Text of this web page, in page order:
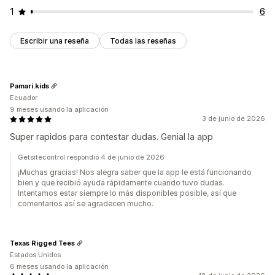
Evento especial Lanzamiento del producto
1
6
Escribir una reseña Todas las reseñas
3 de junio de 2026
Super rapidos para contestar dudas. Genial la app
Pamari.kids
Ecuador
9 meses usando la aplicación
Getsitecontrol respondió 4 de junio de 2026
¡Muchas gracias! Nos alegra saber que la app le está funcionando
bien y que recibió ayuda rápidamente cuando tuvo dudas.
Intentamos estar siempre lo más disponibles posible, así que
comentarios así se agradecen mucho.
Texas Rigged Tees
Estados Unidos
6 meses usando la aplicación